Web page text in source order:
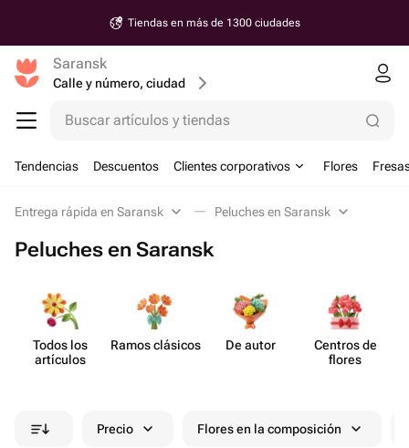
Tiendas en más de 1300 ciudades
Saransk
Calle y número, ciudad
Buscar artículos y tiendas
Tendencias Descuentos Clientes corporativos Flores
Entrega rápida en Saransk Peluches en Saransk
Peluches en Saransk
Todos los
artículos
Ramos clásicos De autor
Centros de
flores
Precio Flores en la composición